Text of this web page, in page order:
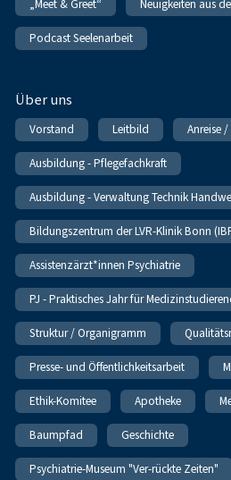
„Meet & Greet“ Neuigkeiten aus
Podcast Seelenarbeit
Über uns
Vorstand Leitbild Anreise
Ausbildung - Pflegefachkraft
Ausbildung - Verwaltung Technik
Bildungszentrum der LVR-Klinik Bonn
Assistenzärzt*innen Psychiatrie
PJ - Praktisches Jahr für
Struktur / Organigramm
Presse- und Öffentlichkeitsarbeit
Ethik-Komitee Apotheke
Baumpfad Geschichte
Psychiatrie-Museum "Ver-rückte Zeiten"